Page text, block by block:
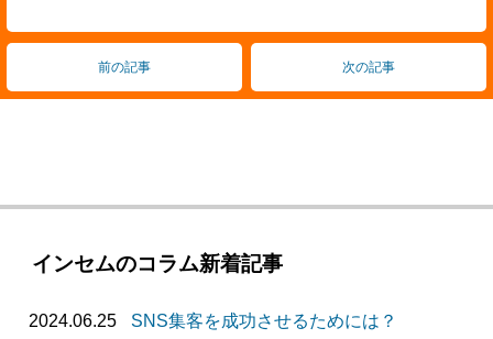
前の記事 次の記事
インセムのコラム新着記事
2024.06.25 SNS集客を成功させるためには？